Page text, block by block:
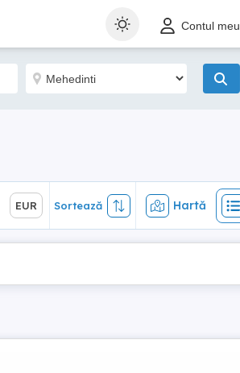
Contul meu
Hartă
EUR Sortează Hartă